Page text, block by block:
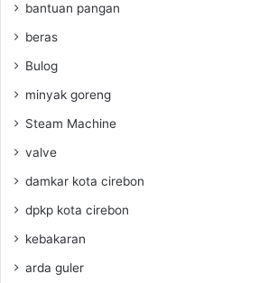
bantuan pangan
beras
Bulog
minyak goreng
Steam Machine
valve
damkar kota cirebon
dpkp kota cirebon
kebakaran
arda guler